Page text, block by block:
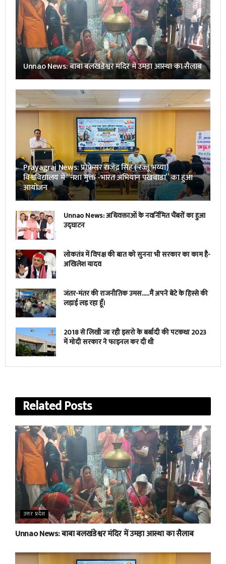
Unnao News: बाबा बलखंडेश्वर मंदिर में उमड़ा आस्था का सैलाब
Prayagraj News: प्रोफेसर राजेंद्र सिंह ( रज्जू भय्या)
विश्वविद्यालय में “नशा मुक्त -भारत अभियान पखवाडा” का हुआ
आयोजन
Unnao News: अधिवक्ताओं के नवर्निमित चैंबरों का हुआ
उद्घाटन
लोकतंत्र में विपक्ष की बात को सुनना भी सरकार का काम है-
अखिलेश यादव
जंतर-मंतर की राजनीतिक उमस…..मैं अपने बेटे के हिस्से की
लड़ाई लड़ रहा हूँ।
2018 से लिखी जा रही इसरो के बर्बादी की पटकथा 2023
में मोदी सरकार ने फाइनल कर दी थी
RelatedPosts
उत्तर प्रदेश
Unnao News: बाबा बलखंडेश्वर मंदिर में उमड़ा आस्था का सैलाब